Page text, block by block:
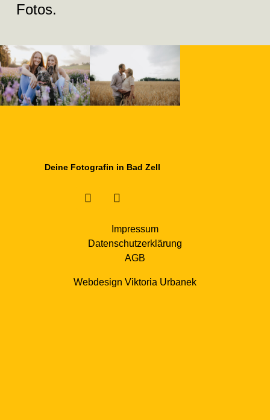
Fotos.
Deine Fotografin in Bad Zell
Impressum
Datenschutzerklärung
AGB
Webdesign Viktoria Urbanek